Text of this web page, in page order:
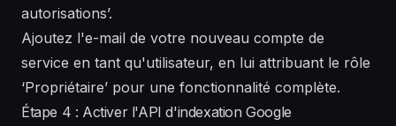
autorisations’.
Ajoutez l'e-mail de votre nouveau compte de
service en tant qu'utilisateur, en lui attribuant le rôle
‘Propriétaire’ pour une fonctionnalité complète.
Étape 4 : Activer l'API d'indexation Google